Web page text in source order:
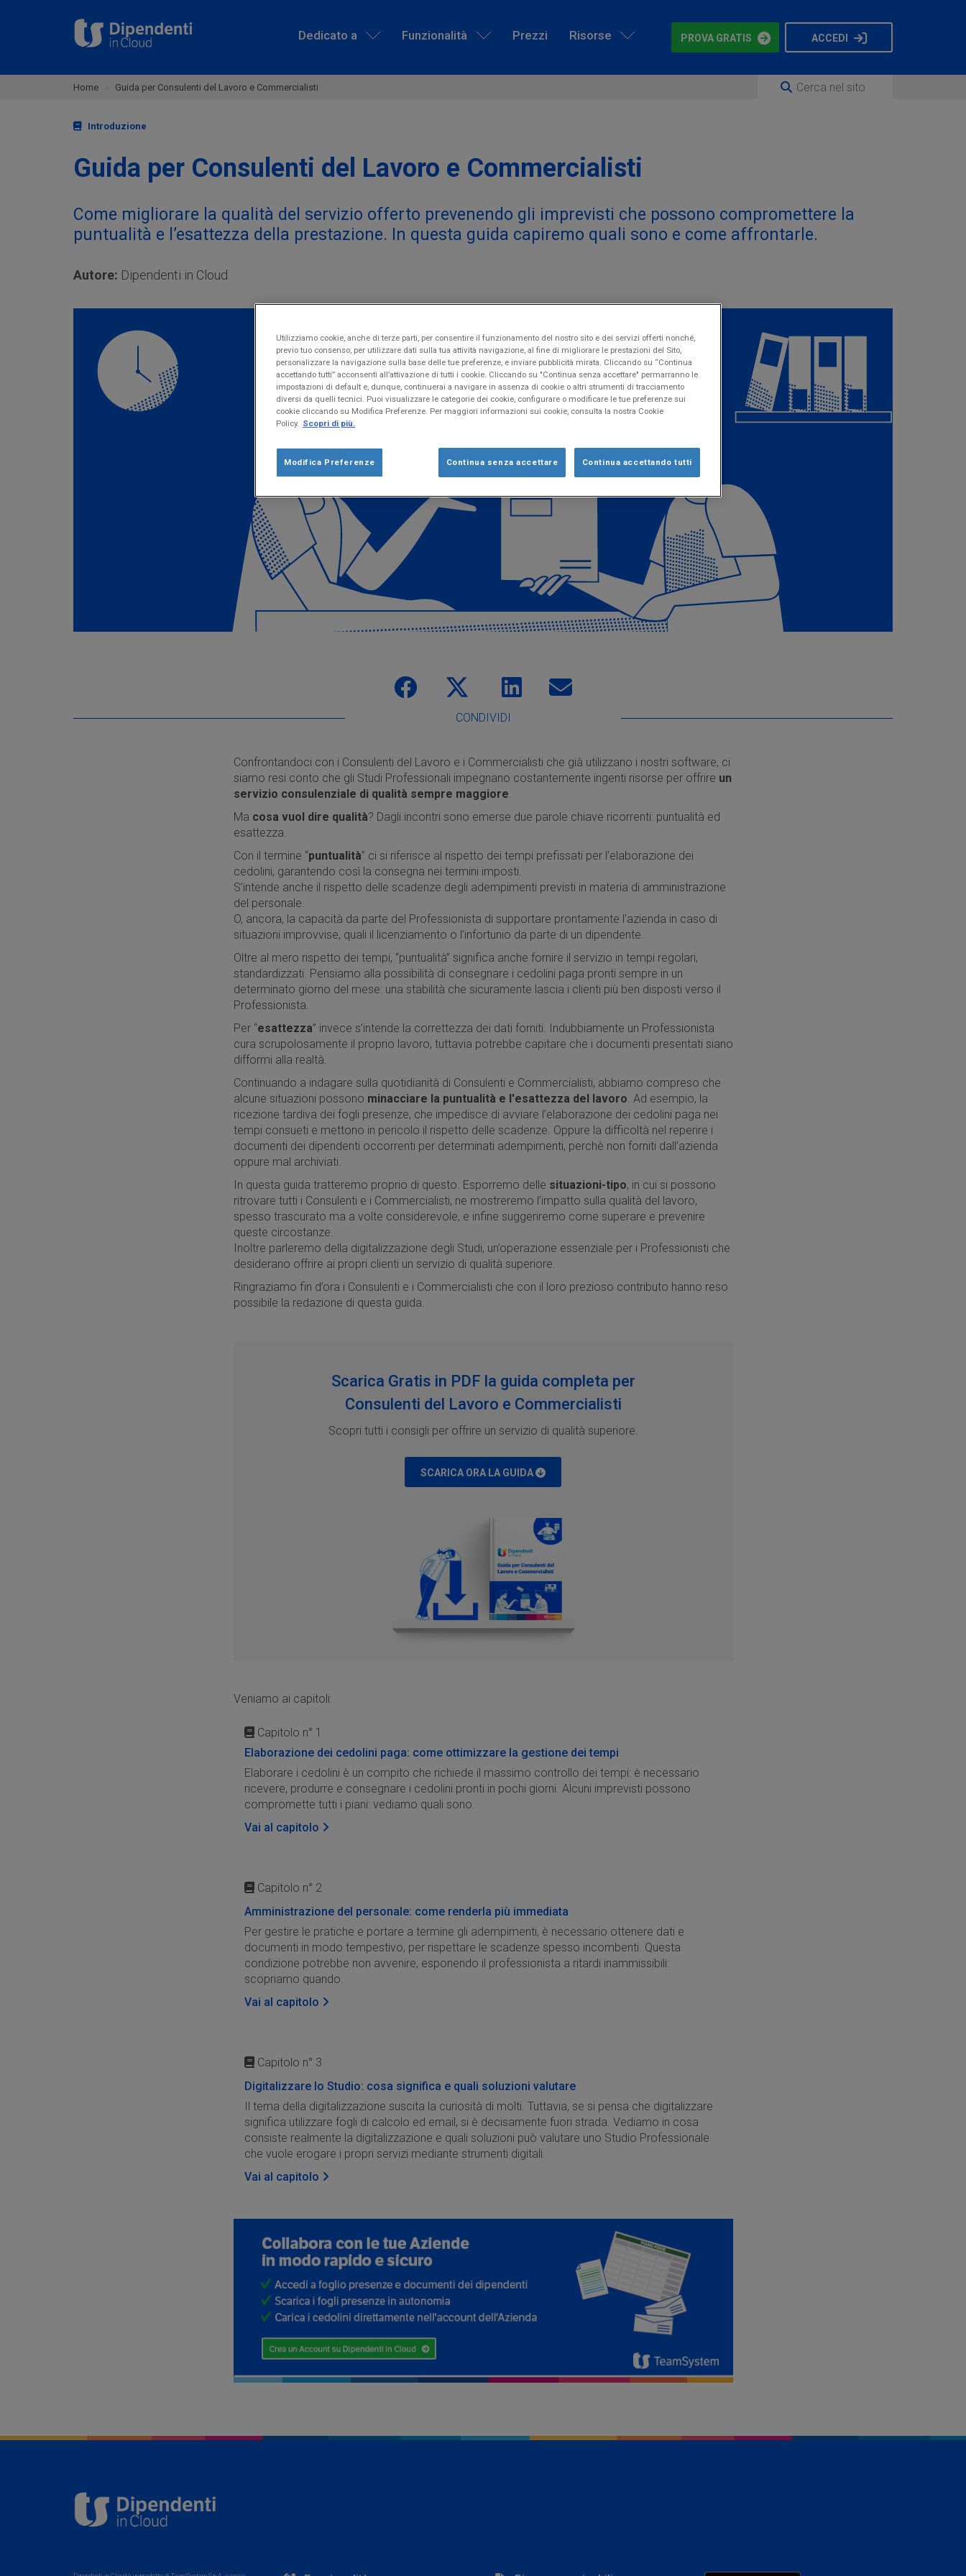
Dedicato a Funzionalità Prezzi Risorse PROVA GRATIS ACCEDI
Home Guida per Consulenti del Lavoro e Commercialisti
Introduzione
Guida per Consulenti del Lavoro e Commercialisti
Come migliorare la qualità del servizio offerto prevenendo gli imprevisti che possono compromettere la
puntualità e l’esattezza della prestazione. In questa guida capiremo quali sono e come affrontarle.
Autore: Dipendenti in Cloud
CONDIVIDI
Confrontandoci con i Consulenti del Lavoro e i Commercialisti che già utilizzano i nostri software, ci
siamo resi conto che gli Studi Professionali impegnano costantemente ingenti risorse per offrire un
servizio consulenziale di qualità sempre maggiore.
Ma cosa vuol dire qualità? Dagli incontri sono emerse due parole chiave ricorrenti: puntualità ed
esattezza.
Con il termine “puntualità” ci si riferisce al rispetto dei tempi prefissati per l’elaborazione dei
cedolini, garantendo così la consegna nei termini imposti.
S’intende anche il rispetto delle scadenze degli adempimenti previsti in materia di amministrazione
del personale.
O, ancora, la capacità da parte del Professionista di supportare prontamente l’azienda in caso di
situazioni improvvise, quali il licenziamento o l’infortunio da parte di un dipendente.
Oltre al mero rispetto dei tempi, “puntualità” significa anche fornire il servizio in tempi regolari,
standardizzati. Pensiamo alla possibilità di consegnare i cedolini paga pronti sempre in un
determinato giorno del mese: una stabilità che sicuramente lascia i clienti più ben disposti verso il
Professionista.
Per “esattezza” invece s’intende la correttezza dei dati forniti. Indubbiamente un Professionista
cura scrupolosamente il proprio lavoro, tuttavia potrebbe capitare che i documenti presentati siano
difformi alla realtà.
Continuando a indagare sulla quotidianità di Consulenti e Commercialisti, abbiamo compreso che
alcune situazioni possono minacciare la puntualità e l'esattezza del lavoro. Ad esempio, la
ricezione tardiva dei fogli presenze, che impedisce di avviare l’elaborazione dei cedolini paga nei
tempi consueti e mettono in pericolo il rispetto delle scadenze. Oppure la difficoltà nel reperire i
documenti dei dipendenti occorrenti per determinati adempimenti, perchè non forniti dall’azienda
oppure mal archiviati.
In questa guida tratteremo proprio di questo. Esporremo delle situazioni-tipo, in cui si possono
ritrovare tutti i Consulenti e i Commercialisti, ne mostreremo l’impatto sulla qualità del lavoro,
spesso trascurato ma a volte considerevole, e infine suggeriremo come superare e prevenire
queste circostanze.
Inoltre parleremo della digitalizzazione degli Studi, un’operazione essenziale per i Professionisti che
desiderano offrire ai propri clienti un servizio di qualità superiore.
Ringraziamo fin d’ora i Consulenti e i Commercialisti che con il loro prezioso contributo hanno reso
possibile la redazione di questa guida.
Scarica Gratis in PDF la guida completa per
Consulenti del Lavoro e Commercialisti
Scopri tutti i consigli per offrire un servizio di qualità superiore.
SCARICA ORA LA GUIDA
Veniamo ai capitoli:
Capitolo n° 1
Elaborazione dei cedolini paga: come ottimizzare la gestione dei tempi
Elaborare i cedolini è un compito che richiede il massimo controllo dei tempi: è necessario
ricevere, produrre e consegnare i cedolini pronti in pochi giorni. Alcuni imprevisti possono
compromette tutti i piani: vediamo quali sono.
Vai al capitolo
Capitolo n° 2
Amministrazione del personale: come renderla più immediata
Per gestire le pratiche e portare a termine gli adempimenti, è necessario ottenere dati e
documenti in modo tempestivo, per rispettare le scadenze spesso incombenti. Questa
condizione potrebbe non avvenire, esponendo il professionista a ritardi inammissibili:
scopriamo quando.
Vai al capitolo
Capitolo n° 3
Digitalizzare lo Studio: cosa significa e quali soluzioni valutare
Il tema della digitalizzazione suscita la curiosità di molti. Tuttavia, se si pensa che digitalizzare
significa utilizzare fogli di calcolo ed email, si è decisamente fuori strada. Vediamo in cosa
consiste realmente la digitalizzazione e quali soluzioni può valutare uno Studio Professionale
che vuole erogare i propri servizi mediante strumenti digitali.
Vai al capitolo
Utilizziamo cookie, anche di terze parti, per consentire il funzionamento del nostro sito e dei servizi offerti nonché,
previo tuo consenso, per utilizzare dati sulla tua attività navigazione, al fine di migliorare le prestazioni del Sito,
personalizzare la navigazione sulla base delle tue preferenze, e inviare pubblicità mirata. Cliccando su “Continua
accettando tutti” acconsenti all’attivazione di tutti i cookie. Cliccando su "Continua senza accettare" permarranno le
impostazioni di default e, dunque, continuerai a navigare in assenza di cookie o altri strumenti di tracciamento
diversi da quelli tecnici. Puoi visualizzare le categorie dei cookie, configurare o modificare le tue preferenze sui
cookie cliccando su Modifica Preferenze. Per maggiori informazioni sui cookie, consulta la nostra Cookie
Policy. Scopri di più.
Continua accettando tutti
Continua senza accettare
Modifica Preferenze